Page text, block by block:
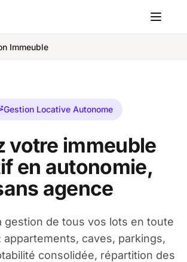
Immeuble
Gestion Locative Autonome
votre immeuble
en autonomie,
agence
gestion de tous vos lots en toute
appartements, caves, parkings,
consolidée, répartition des